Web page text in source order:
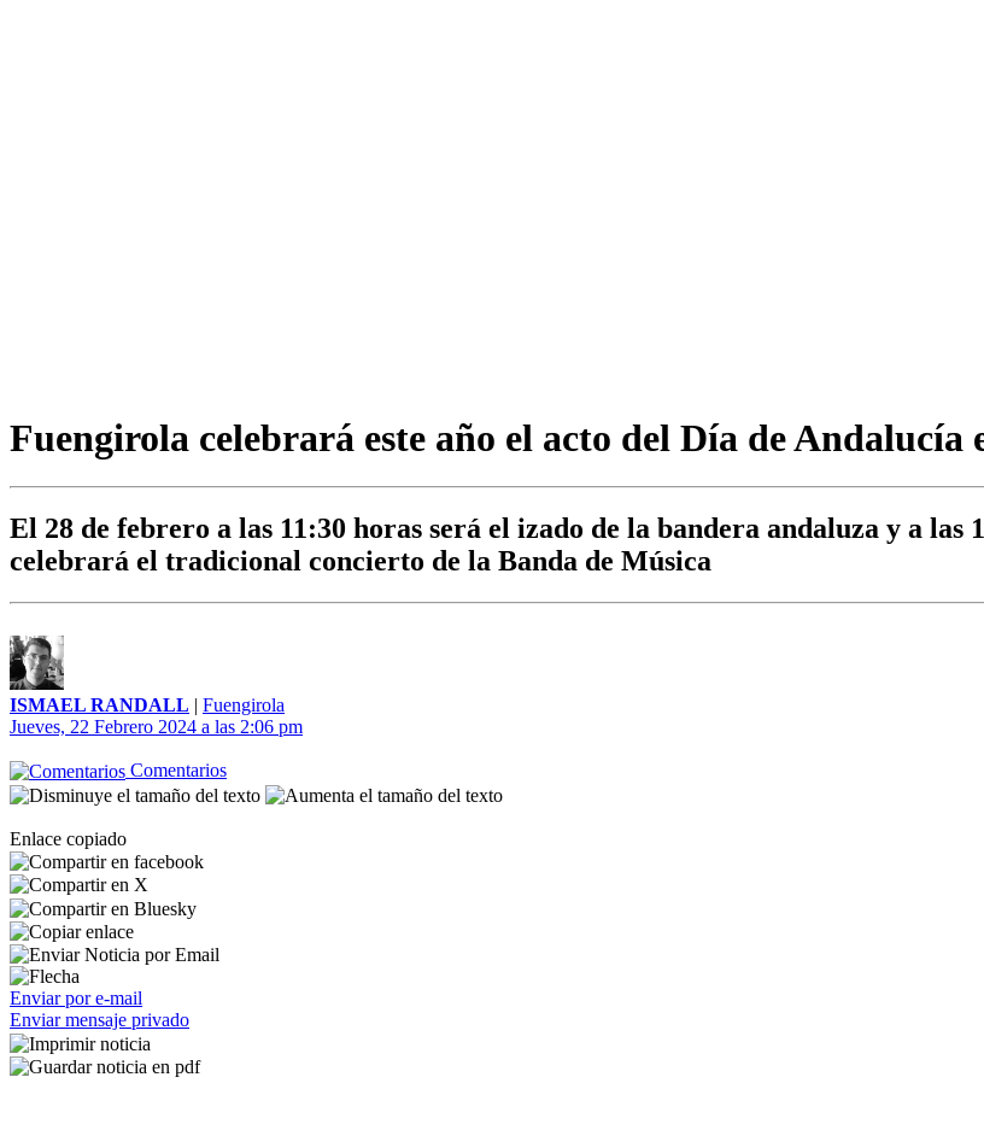
Fuengirola celebrará este año el acto del Día de Andalucía
El 28 de febrero a las 11:30 horas será el izado de la bandera andaluza y a
celebrará el tradicional concierto de la Banda de Música
ISMAEL RANDALL | Fuengirola
Jueves, 22 Febrero 2024 a las 2:06 pm
Comentarios
Enlace copiado
Enviar por e-mail
Enviar mensaje privado